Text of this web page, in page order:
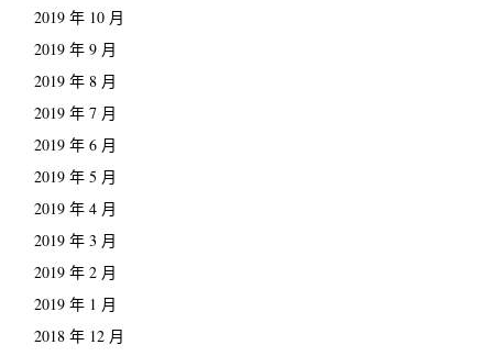
2019 年 10 月
2019 年 9 月
2019 年 8 月
2019 年 7 月
2019 年 6 月
2019 年 5 月
2019 年 4 月
2019 年 3 月
2019 年 2 月
2019 年 1 月
2018 年 12 月